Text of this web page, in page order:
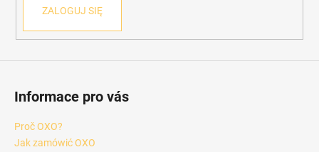
ZALOGUJ SIĘ
Informace pro vás
Proč OXO?
Jak zamówić OXO